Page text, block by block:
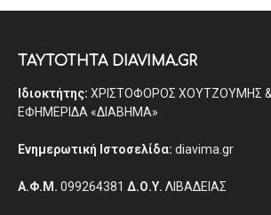
ΤΑΥΤΟΤΗΤΑ DIAVIMA.GR
Ιδιοκτήτης: ΧΡΙΣΤΟΦΟΡΟΣ ΧΟΥΤΖΟΥΜΗΣ &
ΕΦΗΜΕΡΙΔΑ «ΔΙΑΒΗΜΑ»
Ενημερωτική Ιστοσελίδα: diavima.gr
Α.Φ.Μ. 099264381 Δ.Ο.Υ. ΛΙΒΑΔΕΙΑΣ